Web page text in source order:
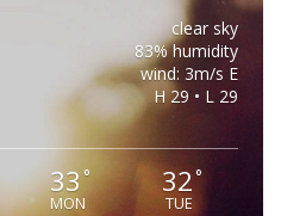
clear sky
83% humidity
wind: 3m/s E
H 29 • L 29
33 °
MON
32°
TUE